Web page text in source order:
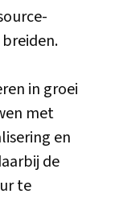
in groei
met
en
de
te